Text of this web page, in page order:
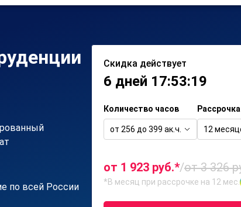
по всей России
Скидка действует
6 дней 17:53:19
Количество часов
от 256 до 399 ак.ч.
Рассрочка
12
от 1 923 руб.*/от 3 326
*В месяц при рассрочке на 12 мес.